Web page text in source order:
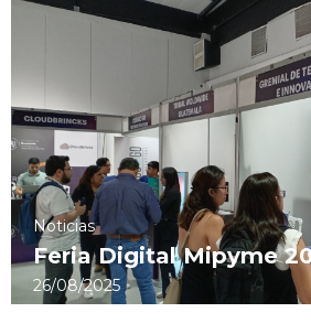
Noticias
Feria Digital Mipyme
26/08/2025